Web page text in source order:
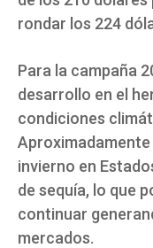
rondar los 224
Para la campaña
desarrollo en el
condiciones
Aproximadamente
invierno en
de sequía, lo que
continuar
mercados.